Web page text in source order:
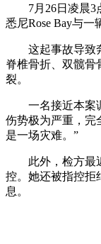
7月26日凌晨3点
悉尼Rose Bay与一
这起事故导致奔
脊椎骨折、双髋骨
裂。
一名接近本案调
伤势极为严重，完
是一场灾难。”
此外，检方最近
控。她还被指控拒
息。